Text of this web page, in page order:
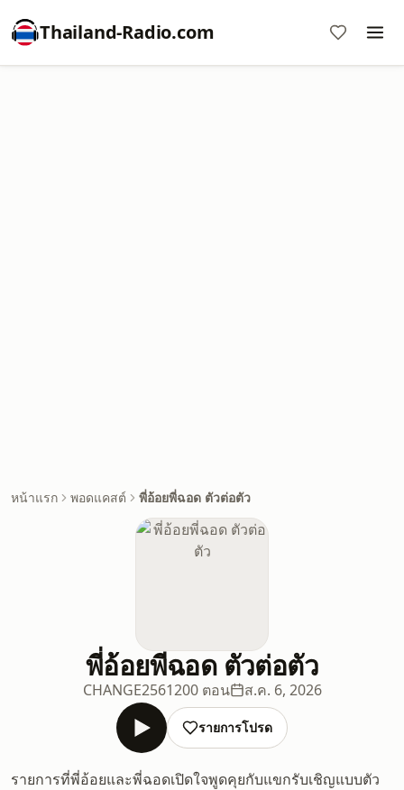
Thailand-Radio.com
หน้าแรก พอดแคสต์ พี่อ้อยพี่ฉอด ตัวต่อตัว
พี่อ้อยพี่ฉอด ตัวต่อตัว
CHANGE2561200 ตอน ส.ค. 6, 2026
รายการโปรด
รายการที่พี่อ้อยและพี่ฉอดเปิดใจพูดคุยกับแขกรับเชิญแบบตัว